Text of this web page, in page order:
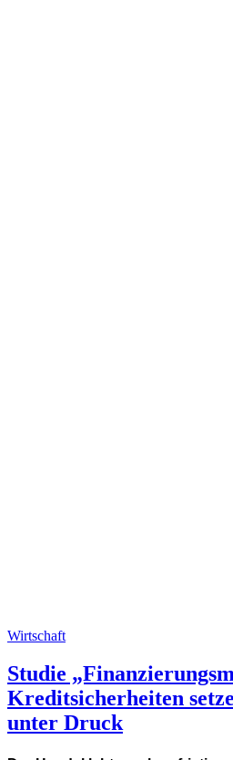
Wirtschaft
Studie
Kreditsicherheiten
unter Druck